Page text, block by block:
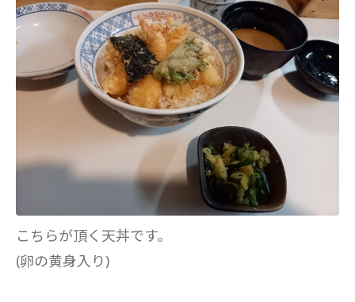
こちらが頂く天丼です。
(卵の黄身入り)